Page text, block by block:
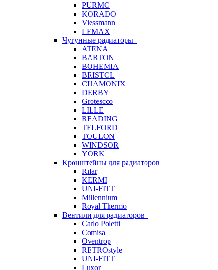
PURMO
KORADO
Viessmann
LEMAX
Чугунные радиаторы
ATENA
BARTON
BOHEMIA
BRISTOL
CHAMONIX
DERBY
Grotescco
LILLE
READING
TELFORD
TOULON
WINDSOR
YORK
Кронштейны для радиаторов
Rifar
KERMI
UNI-FITT
Millennium
Royal Thermo
Вентили для радиаторов
Carlo Poletti
Comisa
Oventrop
RETROstyle
UNI-FITT
Luxor